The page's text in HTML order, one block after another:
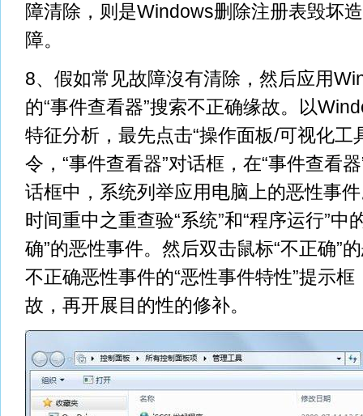
障清除，则是Windows删除注册表毁坏
障。
8、假如常见故障沒有清除，然后应用
的“事件查看器”搜索不正确缘故。以
特征分析，最先点击“操作面板/可视化工
令，“事件查看器”对话框，在“事件查看
话框中，系统列举应用电脑上的恶性事
时间重中之重查验“系统”和“程序运行”中
确”的恶性事件。然后双击鼠标“不正确”
不正确恶性事件的“恶性事件特性”提示
故，再开展目的性的修补。